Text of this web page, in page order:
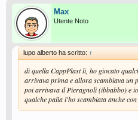
Max
Utente Noto
lupo alberto ha scritto: ↑
di quella CappPlast li, ho giocato
arrivava prima e allora scambiava un
poi arrivava il Pieragnoli (ibbabbo) e
qualche palla l'ho scambiata anche